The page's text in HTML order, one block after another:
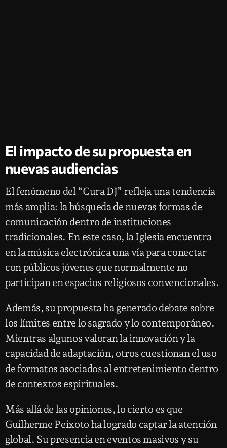
El impacto de su propuesta en
nuevas audiencias
El fenómeno del “Cura DJ” refleja una tendencia
más amplia: la búsqueda de nuevas formas de
comunicación dentro de instituciones
tradicionales. En este caso, la Iglesia encuentra
en la música electrónica una vía para conectar
con públicos jóvenes que normalmente no
participan en espacios religiosos convencionales.
Además, su propuesta ha generado debate sobre
los límites entre lo sagrado y lo contemporáneo.
Mientras algunos valoran la innovación y la
capacidad de adaptación, otros cuestionan el uso
de formatos asociados al entretenimiento dentro
de contextos espirituales.
Más allá de las opiniones, lo cierto es que
Guilherme Peixoto ha logrado captar la atención
global. Su presencia en eventos masivos y su